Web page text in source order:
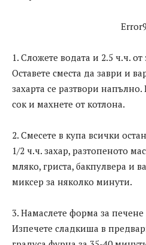
Error9
1. Сложете водата и 2.5 ч.ч.
Оставете сместа да заври и
захарта се разтвори
сок и махнете от котлона.
2. Смесете в купа всички
1/2 ч.ч. захар, разтопеното
мляко, гриста, бакпулвера и
миксер за няколко минути.
3. Намаслете форма за печене
Изпечете сладкиша в